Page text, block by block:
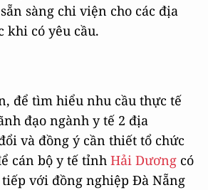
sàng chi viện cho các địa
khi có yêu cầu.
để tìm hiểu nhu cầu thực tế
đạo ngành y tế 2 địa
và đồng ý cần thiết tổ chức
cán bộ y tế tỉnh Hải Dương có
với đồng nghiệp Đà Nẵng